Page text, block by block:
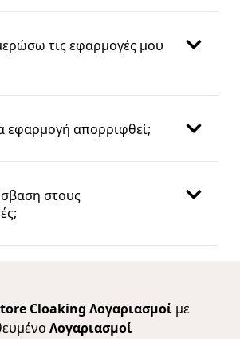
τις εφαρμογές μου
εφαρμογή απορριφθεί;
στους
Cloaking Λογαριασμοίμε
Λογαριασμοί